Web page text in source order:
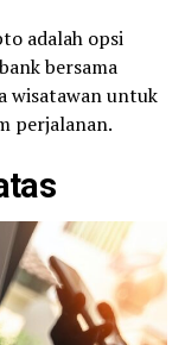
adalah opsi
bersama
wisatawan untuk
perjalanan.